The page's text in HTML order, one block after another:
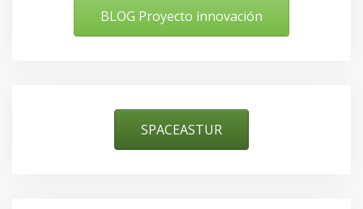
BLOG Proyecto innovación
SPACEASTUR